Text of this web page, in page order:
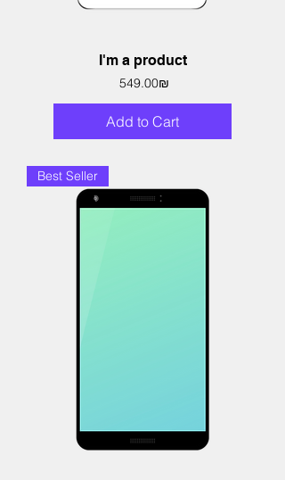
I'm a product
Price ‏549.00 ‏₪
Add to Cart
Best Seller